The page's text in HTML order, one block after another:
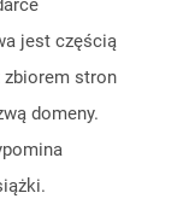
jest częścią
stron
domeny.